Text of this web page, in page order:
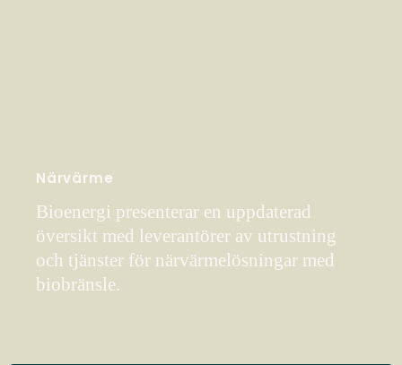
Närvärme
Bioenergi presenterar en uppdaterad
översikt med leverantörer av utrustning
och tjänster för närvärmelösningar med
biobränsle.